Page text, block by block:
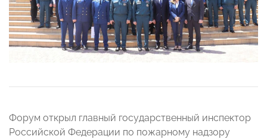
Форум открыл главный государственный инспектор
Российской Федерации по пожарному надзору